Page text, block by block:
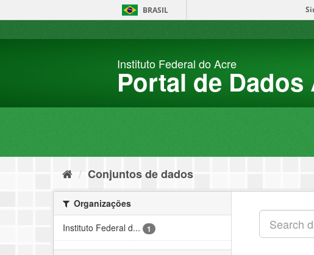
BRASIL
Instituto Federal do Acre
Portal de
Conjuntos de dados
Organizações
Instituto Federal d...
1